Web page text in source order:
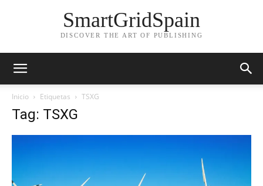
SmartGridSpain
DISCOVER THE ART OF PUBLISHING
Inicio Etiquetas TSXG
Tag: TSXG